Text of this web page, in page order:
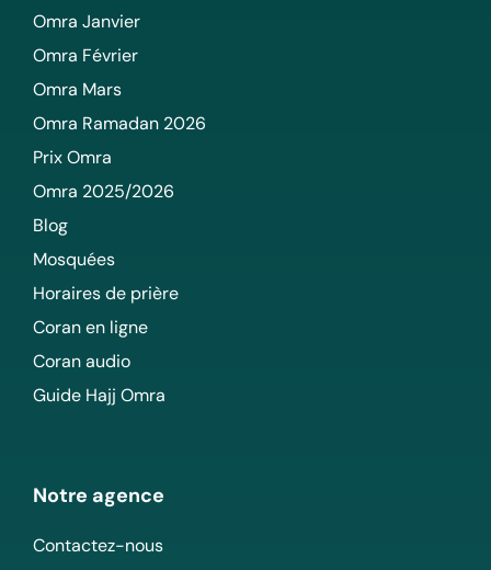
Omra Janvier
Omra Février
Omra Mars
Omra Ramadan 2026
Prix Omra
Omra 2025/2026
Blog
Mosquées
Horaires de prière
Coran en ligne
Coran audio
Guide Hajj Omra
Notre agence
Contactez-nous